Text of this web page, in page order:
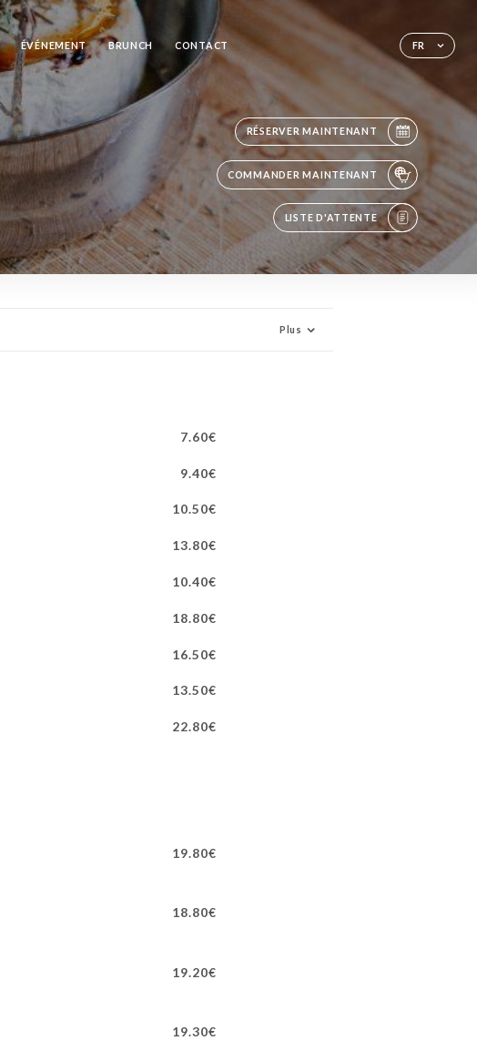
FR
ÉVÉNEMENT BRUNCH CONTACT
RÉSERVER MAINTENANT
COMMANDER MAINTENANT
LISTE D'ATTENTE
Plus
7.60€
9.40€
10.50€
13.80€
10.40€
18.80€
16.50€
13.50€
22.80€
19.80€
18.80€
19.20€
19.30€